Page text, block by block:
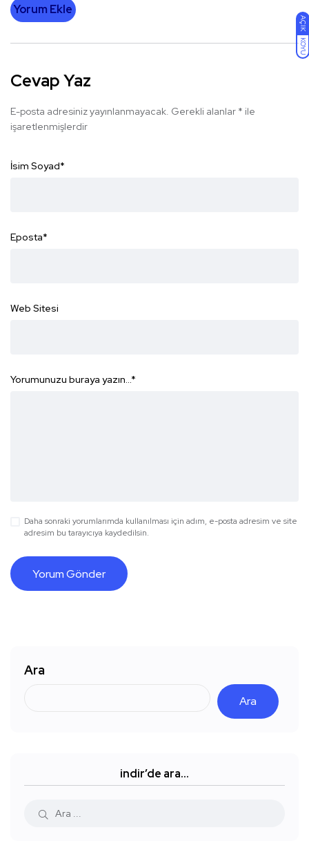
AÇIK
KOYU
Yorum Ekle
Cevap Yaz
E-posta adresiniz yayınlanmayacak. Gerekli alanlar * ile
işaretlenmişlerdir
İsim Soyad*
Eposta*
Web Sitesi
Yorumunuzu buraya yazın...*
Daha sonraki yorumlarımda kullanılması için adım, e-posta adresim ve site
adresim bu tarayıcıya kaydedilsin.
Ara
Ara
indir’de ara…